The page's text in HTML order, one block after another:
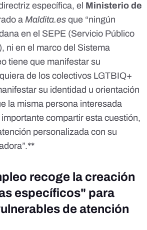
específica, el Ministerio de
aMaldita.es que “ningún
en el SEPE (Servicio Público
ni en el marco del Sistema
tiene que manifestar su
de los colectivos LGTBIQ+
su identidad u orientación
la misma persona interesada
compartir esta cuestión,
personalizada con su
recoge la creación
específicos" para
de atención